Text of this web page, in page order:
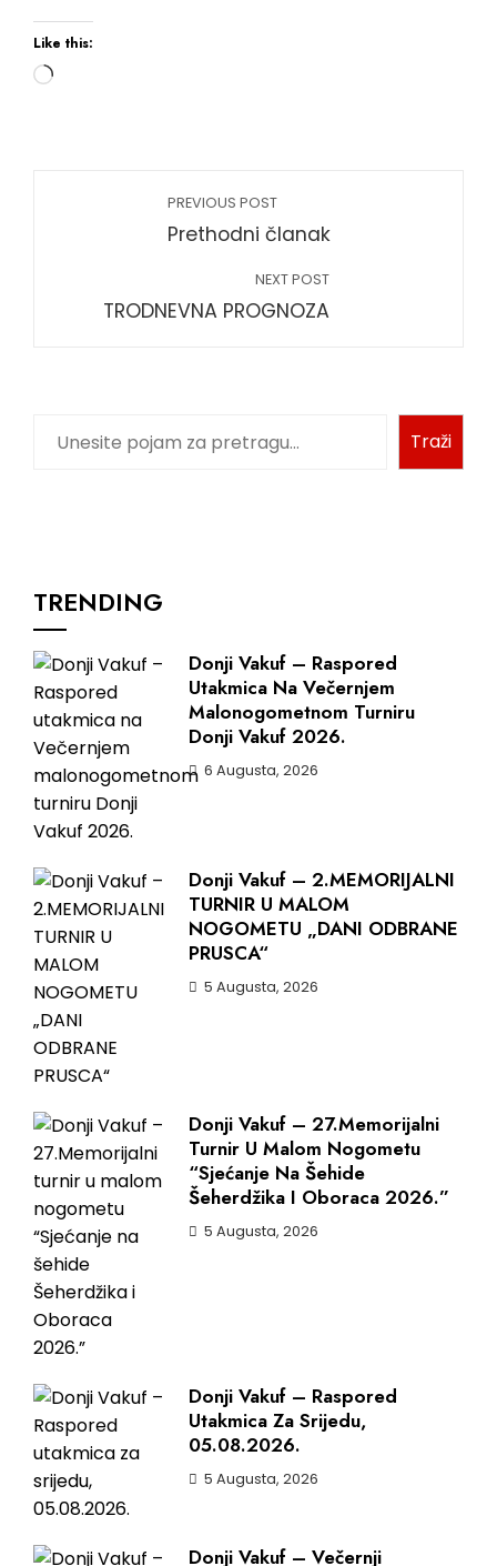
Like this:
PREVIOUS POST
Prethodni članak
NEXT POST
TRODNEVNA PROGNOZA
Traži
TRENDING
Donji Vakuf – Raspored
Utakmica Na Večernjem
Malonogometnom Turniru
Donji Vakuf 2026.
6 Augusta, 2026
Donji Vakuf – 2.MEMORIJALNI
TURNIR U MALOM
NOGOMETU „DANI ODBRANE
PRUSCA“
5 Augusta, 2026
Donji Vakuf – 27.Memorijalni
Turnir U Malom Nogometu
“Sjećanje Na Šehide
Šeherdžika I Oboraca 2026.”
5 Augusta, 2026
Donji Vakuf – Raspored
Utakmica Za Srijedu,
05.08.2026.
5 Augusta, 2026
Donji Vakuf – Večernji